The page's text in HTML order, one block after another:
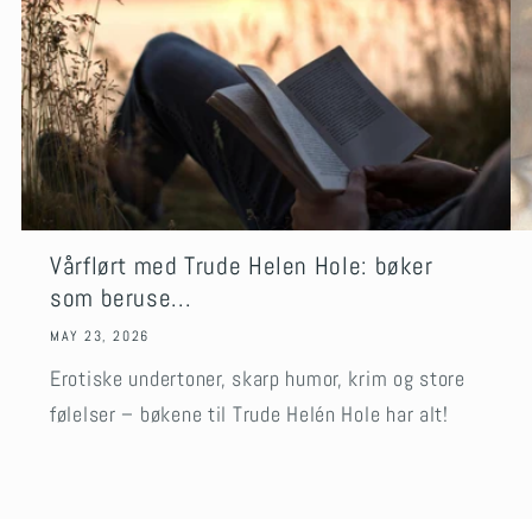
Vårflørt med Trude Helen Hole: bøker
som beruse...
MAY 23, 2026
Erotiske undertoner, skarp humor, krim og store
følelser – bøkene til Trude Helén Hole har alt!